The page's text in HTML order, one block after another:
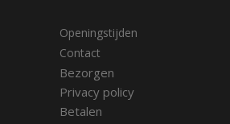
Openingstijden
Contact
Bezorgen
Privacy policy
Betalen